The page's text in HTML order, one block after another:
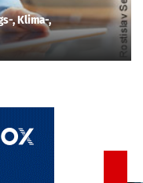
, Klima-,